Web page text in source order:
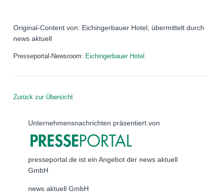
Original-Content von: Eichingerbauer Hotel, übermittelt durch
news aktuell
Presseportal-Newsroom: Eichingerbauer Hotel
Zurück zur Übersicht
Unternehmensnachrichten präsentiert von
presseportal.de ist ein Angebot der news aktuell
GmbH
news aktuell GmbH